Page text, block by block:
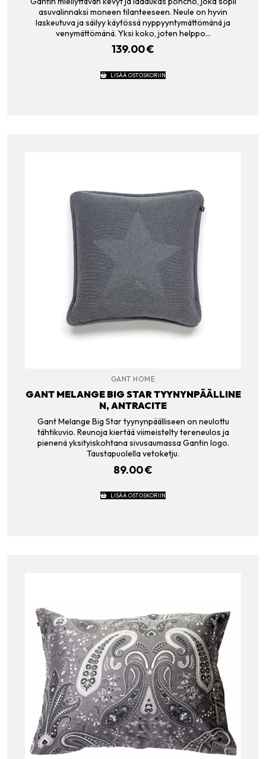
asuvalinnaksi moneen tilanteeseen. Neule on hyvin
laskeutuva ja säilyy käytössä nyppyyntymättömänä ja
venymättömänä. Yksi koko, joten helppo…
139.00€
LISÄÄ OSTOSKORIIN
GANT HOME
GANT MELANGE BIG STAR TYYNYNPÄÄLLINE
N, ANTRACITE
Gant Melange Big Star tyynynpäälliseen on neulottu
tähtikuvio. Reunoja kiertää viimeistelty tereneulos ja
pienenä yksityiskohtana sivusaumassa Gantin logo.
Taustapuolella vetoketju.
89.00€
LISÄÄ OSTOSKORIIN